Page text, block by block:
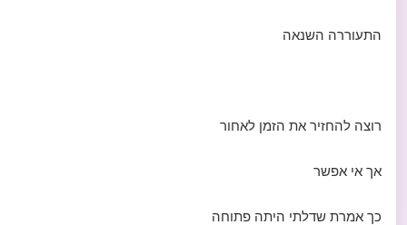
התעוררה השנאה
רוצה להחזיר את הזמן לאחור
אך אי אפשר
כך אמרת שדלתי היתה פתוחה